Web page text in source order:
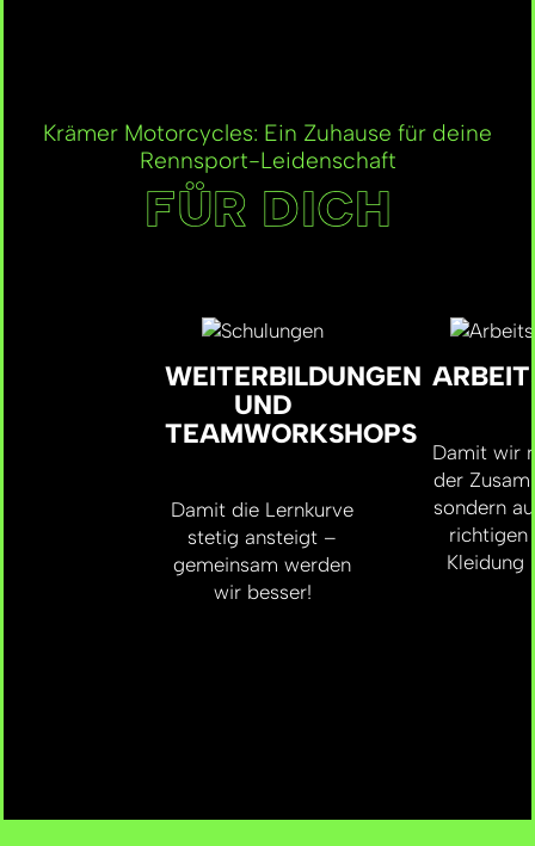
Krämer Motorcycles: Ein Zuhause für deine
Rennsport-Leidenschaft
FÜR DICH
WEITERBILDUNGEN
UND
TEAMWORKSHOPS
Damit die Lernkurve
stetig ansteigt –
gemeinsam werden
wir besser!
Damit wir
der
sondern
richtigen
Kleidung